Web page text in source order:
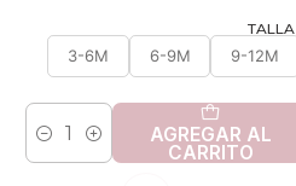
TALLA
3-6M
6-9M 9-12M
Cantidad AGREGAR AL
CARRITO